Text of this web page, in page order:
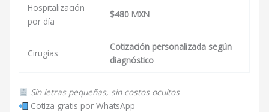
Hospitalización
por día
$480 MXN
Cirugías
Cotización personalizada según
diagnóstico
Sin letras pequeñas, sin costos ocultos
Cotiza gratis por WhatsApp